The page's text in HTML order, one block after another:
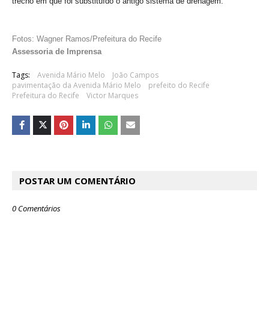
Fotos: Wagner Ramos/Prefeitura do Recife
Assessoria de Imprensa
Tags: Avenida Mário Melo
João Campos
pavimentação da Avenida Mário Melo
prefeito do Recife
Prefeitura do Recife
Victor Marques
POSTAR UM COMENTÁRIO
0 Comentários